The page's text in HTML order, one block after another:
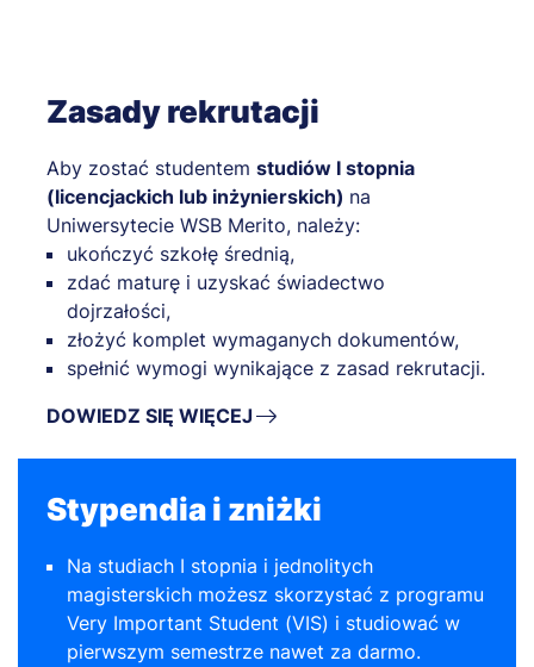
Zasady rekrutacji
Aby zostać studentem studiów I stopnia
(licencjackich lub inżynierskich) na
Uniwersytecie WSB Merito, należy:
ukończyć szkołę średnią,
zdać maturę i uzyskać świadectwo
dojrzałości,
złożyć komplet wymaganych dokumentów,
spełnić wymogi wynikające z zasad rekrutacji.
DOWIEDZ SIĘ WIĘCEJ
Stypendia i zniżki
Na studiach I stopnia i jednolitych
magisterskich możesz skorzystać z programu
Very Important Student (VIS) i studiować w
pierwszym semestrze nawet za darmo.